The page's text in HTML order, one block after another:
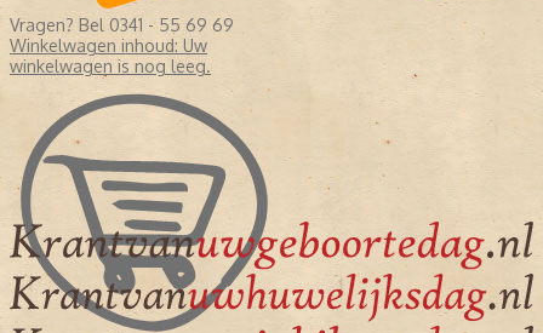
Vragen? Bel 0341 - 55 69 69
Winkelwagen inhoud: Uw
winkelwagen is nog leeg.